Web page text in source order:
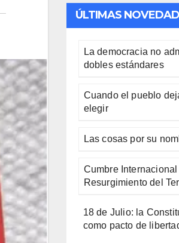
ÚLTIMAS
La democracia no
dobles estándares
Cuando el pueblo
elegir
Las cosas por su
Cumbre Internacional
Resurgimiento del
18 de Julio: la
como pacto de